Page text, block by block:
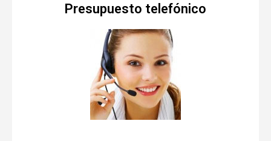
Presupuesto telefónico